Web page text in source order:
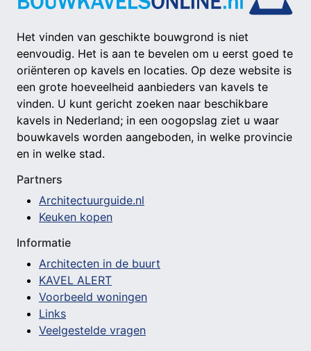
Het vinden van geschikte bouwgrond is niet
eenvoudig. Het is aan te bevelen om u eerst goed te
oriënteren op kavels en locaties. Op deze website is
een grote hoeveelheid aanbieders van kavels te
vinden. U kunt gericht zoeken naar beschikbare
kavels in Nederland; in een oogopslag ziet u waar
bouwkavels worden aangeboden, in welke provincie
en in welke stad.
Partners
Architectuurguide.nl
Keuken kopen
Informatie
Architecten in de buurt
KAVEL ALERT
Voorbeeld woningen
Links
Veelgestelde vragen